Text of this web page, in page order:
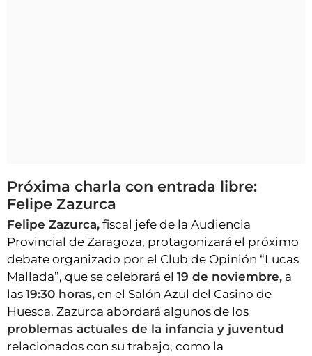
Próxima charla con entrada libre:
Felipe Zazurca
Felipe Zazurca, fiscal jefe de la Audiencia
Provincial de Zaragoza, protagonizará el próximo
debate organizado por el Club de Opinión “Lucas
Mallada”, que se celebrará el 19 de noviembre, a
las 19:30 horas, en el Salón Azul del Casino de
Huesca. Zazurca abordará algunos de los
problemas actuales de la infancia y juventud
relacionados con su trabajo, como la